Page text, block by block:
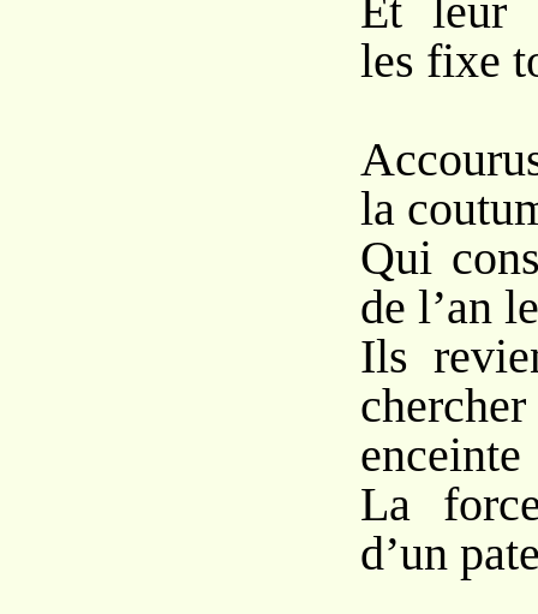
Et leur
les fixe
la
Qui
de l’an
Ils
enceinte
La
d’un